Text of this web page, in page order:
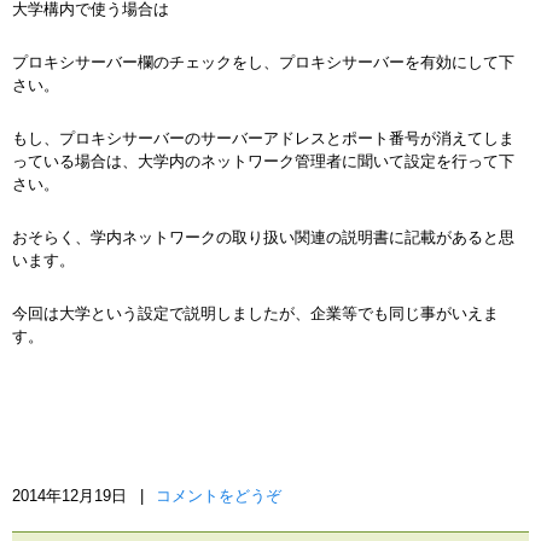
大学構内で使う場合は
プロキシサーバー欄のチェックをし、プロキシサーバーを有効にして下
さい。
もし、プロキシサーバーのサーバーアドレスとポート番号が消えてしま
っている場合は、大学内のネットワーク管理者に聞いて設定を行って下
さい。
おそらく、学内ネットワークの取り扱い関連の説明書に記載があると思
います。
今回は大学という設定で説明しましたが、企業等でも同じ事がいえま
す。
2014年12月19日 コメントをどうぞ